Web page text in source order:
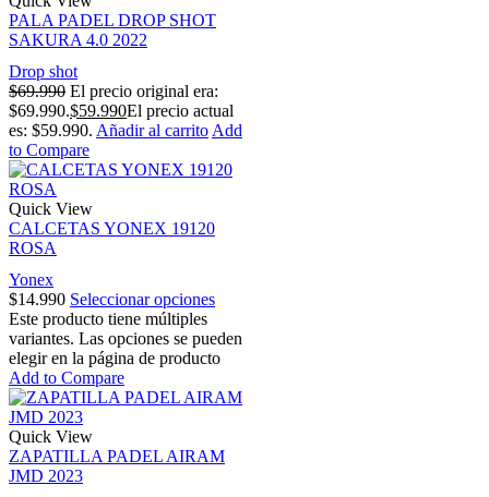
PALA PADEL DROP SHOT
SAKURA 4.0 2022
Drop shot
$69.990 El precio original era:
$69.990.$59.990El precio actual
es: $59.990. Añadir al carrito Add
to Compare
Quick View
CALCETAS YONEX 19120
ROSA
Yonex
$14.990 Seleccionar opciones
Este producto tiene múltiples
variantes. Las opciones se pueden
elegir en la página de producto
Add to Compare
Quick View
ZAPATILLA PADEL AIRAM
JMD 2023